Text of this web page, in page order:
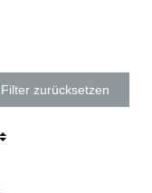
Filter zurücksetzen